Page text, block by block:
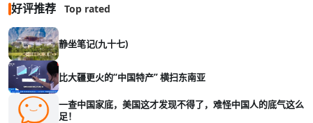
好评推荐 Top rated
静坐笔记(九十七)
比大疆更火的“中国特产” 横扫东南亚
一查中国家底，美国这才发现不得了，难怪中国人的底气这么
足！